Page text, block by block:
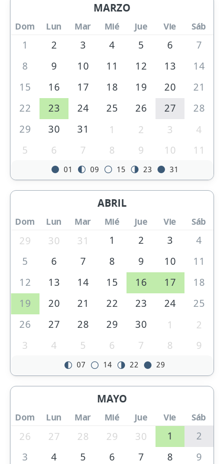
MARZO
Dom Lun Mar Mié Jue Vie Sáb
1 2 3 4 5 6
7
8
9 10 11 12 13
14
15
16 17 18 19 20
21
22
23 24 25 26 27
28
29
30 31 1 2 3
4
5
6 7 8 9 10 11
01 09 15 23 31
ABRIL
Dom Lun Mar Mié Jue Vie Sáb
29 30 31 1 2 3
4
5
6 7 8 9 10
11
12
13 14 15 16 17
18
19
20 21 22 23 24
25
26
27 28 29 30 1
2
3
4 5 6 7 8 9
07 14 22 29
MAYO
Dom Lun Mar Mié Jue Vie Sáb
26 27 28 29 30 1
2
3
4 5 6 7 8
9